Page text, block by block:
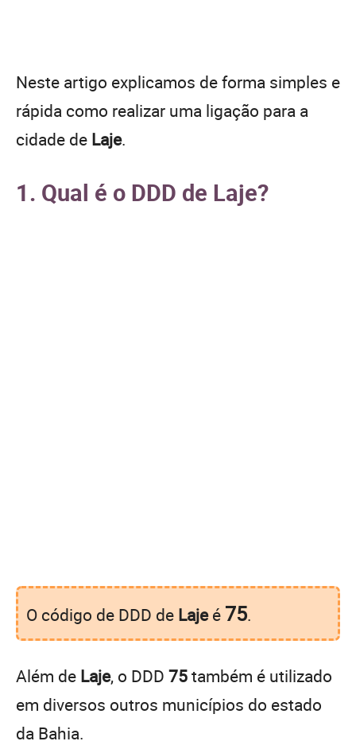
Neste artigo explicamos de forma simples e
rápida como realizar uma ligação para a
cidade de Laje.
1. Qual é o DDD de Laje?
O código de DDD de Lajeé 75.
Além de Laje, o DDD 75também é utilizado
em diversos outros municípios do estado
da Bahia.